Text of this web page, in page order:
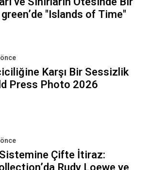
"Islands of Time"
Karşı Bir Sessizlik
Press Photo 2026
Sistemine Çifte İtiraz: